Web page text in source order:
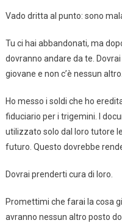
Vado dritta al punto: sono
Tu ci hai abbandonati, ma
dovranno andare da te.
giovane e non c’è nessun altro.
Ho messo i soldi che ho
fiduciario per i trigemini. I
utilizzato solo dal loro tutore
futuro. Questo dovrebbe
Dovrai prenderti cura di loro.
Promettimi che farai la cosa
avranno nessun altro posto